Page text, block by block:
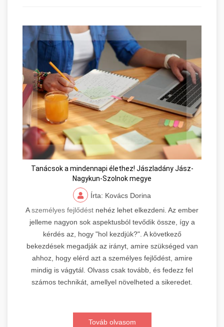
Tanácsok a mindennapi élethez! Jászladány Jász-
Nagykun-Szolnok megye
Írta: Kovács Dorina
Aszemélyes fejlődést nehéz lehet elkezdeni. Az ember
jelleme nagyon sok aspektusból tevődik össze, így a
kérdés az, hogy "hol kezdjük?". A következő
bekezdések megadják az irányt, amire szükséged van
ahhoz, hogy elérd azt a személyes fejlődést, amire
mindig is vágytál. Olvass csak tovább, és fedezz fel
számos technikát, amellyel növelheted a sikeredet.
Továb olvasom